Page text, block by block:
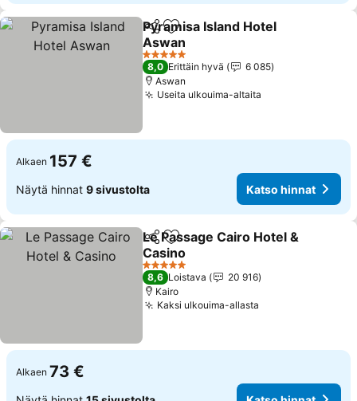
Jaa Lisää suosikkeihin
Pyramisa Island Hotel
Aswan
Katso hinnat
5 Tähtiluokitus
8,0 Erittäin hyvä
6 085
Aswan
Useita ulkouima-altaita
Alkaen 157 €
Näytä hinnat 9 sivustolta Katso hinnat
Jaa Lisää suosikkeihin
Le Passage Cairo Hotel &
Casino
Katso hinnat
5 Tähtiluokitus
8,6 Loistava
20 916
Kairo
Kaksi ulkouima-allasta
Alkaen 73 €